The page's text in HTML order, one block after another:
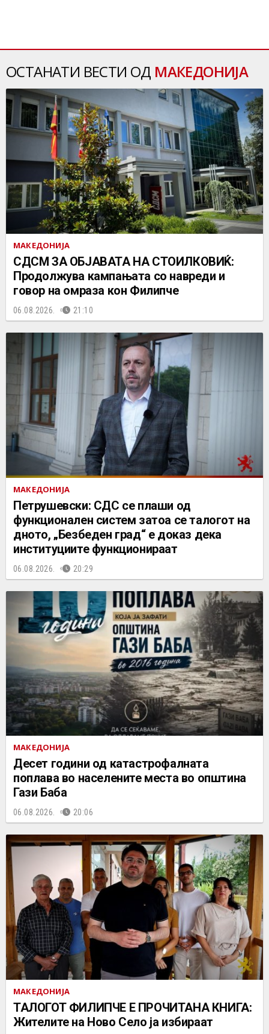
ОСТАНАТИ ВЕСТИ ОД МАКЕДОНИЈА
МАКЕДОНИЈА
СДСМ ЗА ОБЈАВАТА НА СТОИЛКОВИЌ:
Продолжува кампањата со навреди и
говор на омраза кон Филипче
06.08.2026. 21:10
МАКЕДОНИЈА
Петрушевски: СДС се плаши од
функционален систем затоа се талогот на
дното, „Безбеден град“ е доказ дека
институциите функционираат
06.08.2026. 20:29
МАКЕДОНИЈА
Десет години од катастрофалната
поплава во населените места во општина
Гази Баба
06.08.2026. 20:06
МАКЕДОНИЈА
ТАЛОГОТ ФИЛИПЧЕ Е ПРОЧИТАНА КНИГА:
Жителите на Ново Село ја избираат